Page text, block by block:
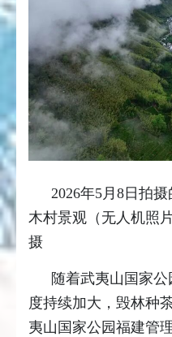
2026年5月8日拍
木村景观（无人机照
摄
随着武夷山国家
度持续加大，毁林种
夷山国家公园福建管